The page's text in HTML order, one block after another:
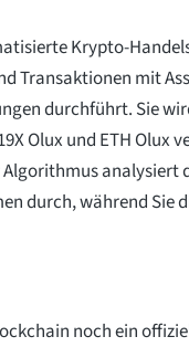
Krypto-
Transaktionen mit
durchführt. Sie
Olux und ETH Olux
analysiert
durch, während Sie
noch ein